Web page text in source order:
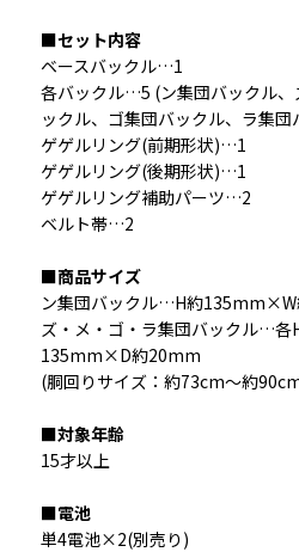
■セット内容
ベースバックル…1
各バックル…5 (ン集団バックル
ックル、ゴ集団バックル、ラ集団
ゲゲルリング(前期形状)…1
ゲゲルリング(後期形状)…1
ゲゲルリング補助パーツ…2
ベルト帯…2
■商品サイズ
ン集団バックル…H約
ズ・メ・ゴ・ラ集団バックル…
135mm×D約20mm
(胴回りサイズ：約73cm～約
■対象年齢
15才以上
■電池
単4電池×2(別売り)